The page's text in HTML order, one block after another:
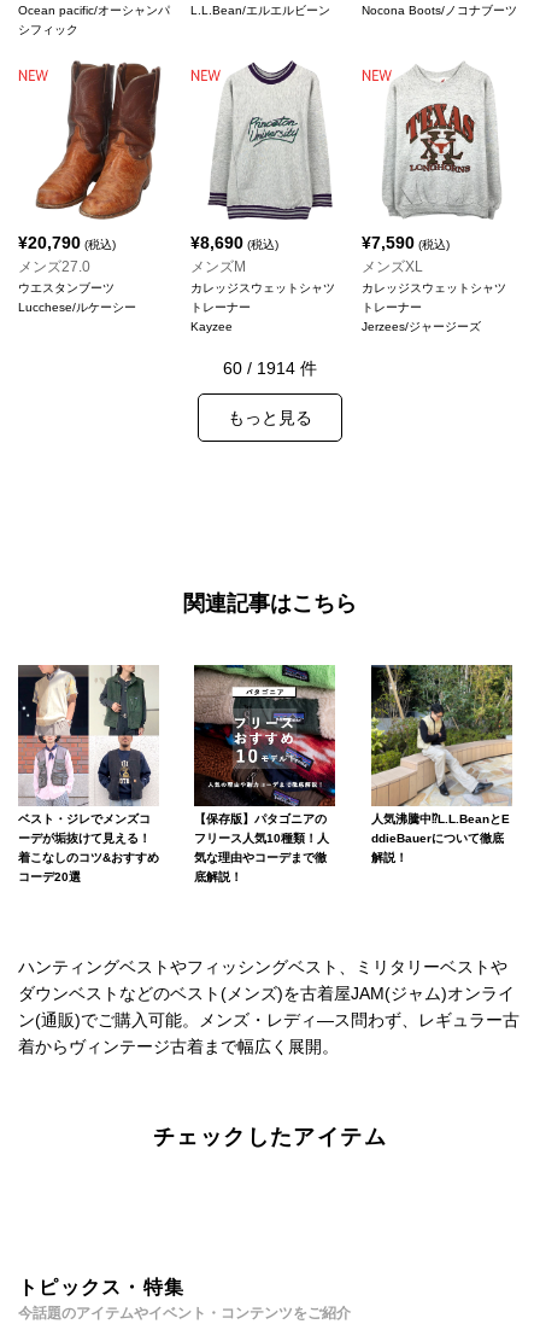
Ocean pacific/オーシャンパ
シフィック
L.L.Bean/エルエルビーン Nocona Boots/ノコナブーツ
¥20,790 (税込)
メンズ27.0
ウエスタンブーツ
Lucchese/ルケーシー
¥8,690(税込)
メンズM
カレッジスウェットシャツ
トレーナー
Kayzee
¥7,590 (税込)
メンズXL
カレッジスウェットシャツ
トレーナー
Jerzees/ジャージーズ
60 / 1914 件
もっと見る
関連記事はこちら
ベスト・ジレでメンズコ
ーデが垢抜けて見える！
着こなしのコツ&おすすめ
コーデ20選
【保存版】パタゴニアの
フリース人気10種類！人
気な理由やコーデまで徹
底解説！
人気沸騰中⁉L.L.BeanとE
ddieBauerについて徹底
解説！
ハンティングベストやフィッシングベスト、ミリタリーベストや
ダウンベストなどのベスト(メンズ)を古着屋JAM(ジャム)オンライ
ン(通販)でご購入可能。メンズ・レディ―ス問わず、レギュラー古
着からヴィンテージ古着まで幅広く展開。
チェックしたアイテム
トピックス・特集
今話題のアイテムやイベント・コンテンツをご紹介